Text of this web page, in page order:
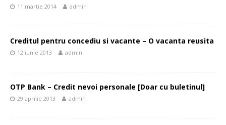
11 martie 2014 admin
Creditul pentru concediu si vacante – O vacanta reusita
12 iunie 2013 admin
OTP Bank – Credit nevoi personale [Doar cu buletinul]
29 aprilie 2013 admin